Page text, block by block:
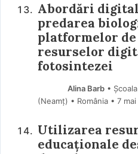
Abordări
predarea
platformelor de
resurselor
fotosintezei
Alina Barb•
(Neamţ) • România
7
Utilizarea
educaționale